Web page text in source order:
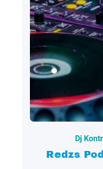
Dj
Redzs